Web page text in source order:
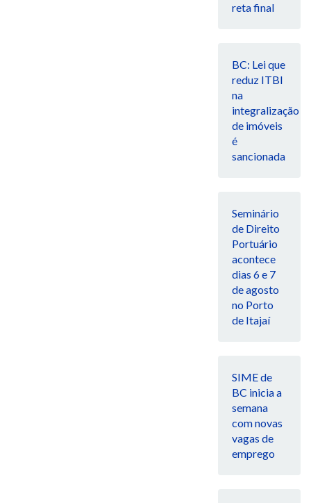
reta final
BC: Lei que
reduz ITBI
na
integralização
de imóveis
é
sancionada
Seminário
de Direito
Portuário
acontece
dias 6 e 7
de agosto
no Porto
de Itajaí
SIME de
BC inicia a
semana
com novas
vagas de
emprego